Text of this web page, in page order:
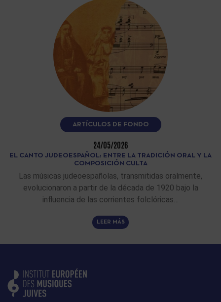
ARTÍCULOS DE FONDO
24/05/2026
EL CANTO JUDEOESPAÑOL: ENTRE LA TRADICIÓN ORAL Y LA
COMPOSICIÓN CULTA
Las músicas judeoespañolas, transmitidas oralmente,
evolucionaron a partir de la década de 1920 bajo la
influencia de las corrientes folclóricas…
LEER MÁS